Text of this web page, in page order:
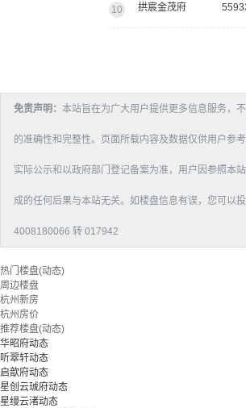
10 拱宸金茂府
免责声明： 本站旨在为广大用户提供更多信息服务，
的准确性和完整性。页面所载内容及数据仅供用户参
实际公示和以政府部门登记备案为准，用户因参照本
成的任何后果与本站无关。如楼盘信息有误，您可以
4008180066 转 017942
热门楼盘(动态)
周边楼盘
杭州新房
杭州房价
推荐楼盘(动态)
华昭府动态
听翠轩动态
启歆府动态
星创云珹府动态
星缦云渚动态